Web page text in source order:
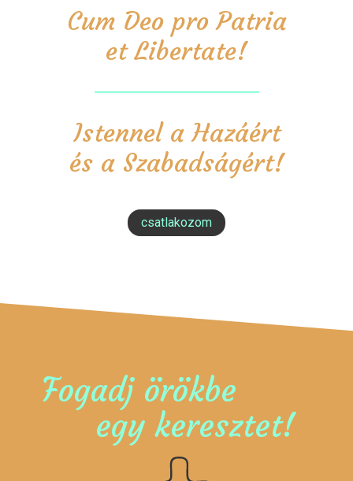
Cum Deo pro Patria
et Libertate!
Istennel a Hazáért
és a Szabadságért!
csatlakozom
Fogadj örökbe
egy keresztet!